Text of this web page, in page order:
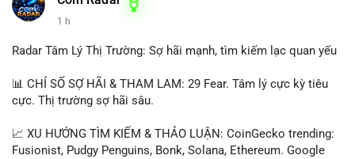
1 h
Radar Tâm Lý Thị Trường: Sợ hãi mạnh, tìm kiếm lạc quan yếu
📊 CHỈ SỐ SỢ HÃI & THAM LAM: 29 Fear. Tâm lý cực kỳ tiêu
cực. Thị trường sợ hãi sâu.
📈 XU HƯỚNG TÌM KIẾM & THẢO LUẬN: CoinGecko trending:
Fusionist, Pudgy Penguins, Bonk, Solana, Ethereum. Google